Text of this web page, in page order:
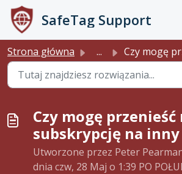
Przejdź do głównej treści
SafeTag Support
Strona główna ... Czy mogę przenieść moją
Czy mogę przenieść
subskrypcję na
Utworzone przez Peter
dnia czw, 28 Maj o 1:39 PO